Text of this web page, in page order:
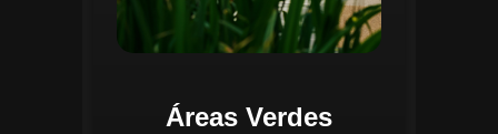
Áreas Verdes